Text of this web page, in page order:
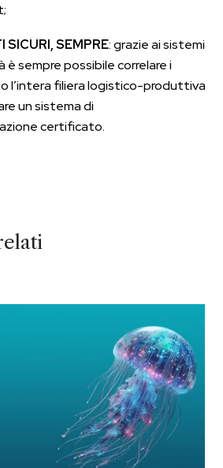
SICURI, SEMPRE: grazie ai sistemi
è sempre possibile correlare i
l’intera filiera logistico-produttiva
un sistema di
certificato.